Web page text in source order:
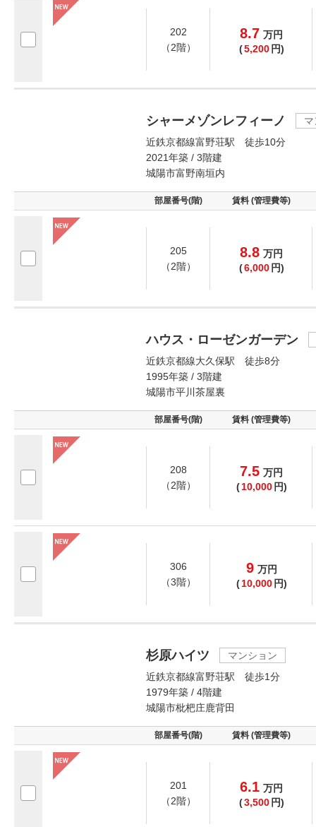
202
（2階）
8.7 万円
(5,200 円)
シャーメゾンレフィーノ
近鉄京都線富野荘駅 徒歩10分
2021年築 / 3階建
城陽市富野南垣内
部屋番号(階) 賃料 (管理費等)
205
（2階）
8.8 万円
(6,000 円)
ハウス・ローゼンガーデン
近鉄京都線大久保駅 徒歩8分
1995年築 / 3階建
城陽市平川茶屋裏
部屋番号(階) 賃料 (管理費等)
208
（2階）
7.5 万円
( 10,000 円)
306
（3階）
9 万円
( 10,000 円)
杉原ハイツ
マンション
近鉄京都線富野荘駅 徒歩1分
1979年築 / 4階建
城陽市枇杷庄鹿背田
部屋番号(階) 賃料 (管理費等)
201
（2階）
6.1 万円
(3,500 円)